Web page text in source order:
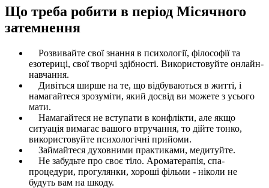
Що треба робити в період Місячного
затемнення
Розвивайте свої знання в психології, філософії та
езотериці, свої творчі здібності. Використовуйте онлайн-
навчання.
Дивіться ширше на те, що відбуваються в житті, і
намагайтеся зрозуміти, який досвід ви можете з усього
мати.
Намагайтеся не вступати в конфлікти, але якщо
ситуація вимагає вашого втручання, то дійте тонко,
використовуйте психологічні прийоми.
Займайтеся духовними практиками, медитуйте.
Не забудьте про своє тіло. Ароматерапія, спа-
процедури, прогулянки, хороші фільми - ніколи не
будуть вам на шкоду.